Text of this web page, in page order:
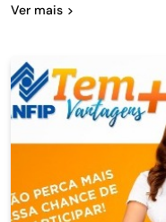
Ver mais